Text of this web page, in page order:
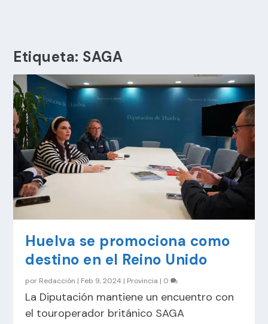
Etiqueta: SAGA
Huelva se promociona como
destino en el Reino Unido
por Redacción | Feb 9, 2024 | Provincia | 0
La Diputación mantiene un encuentro con
el touroperador británico SAGA